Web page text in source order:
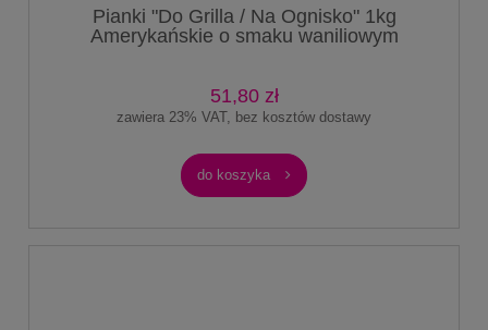
Pianki "Do Grilla / Na Ognisko" 1kg
Amerykańskie o smaku waniliowym
51,80 zł
zawiera 23% VAT, bez kosztów dostawy
do koszyka